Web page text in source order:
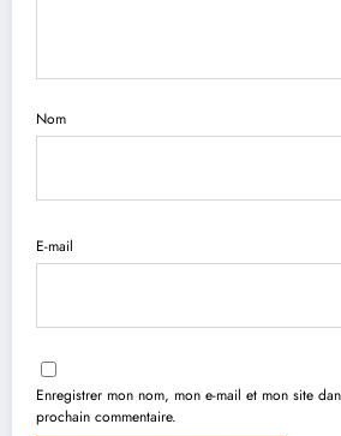
Nom
E-mail
Enregistrer mon nom, mon e-mail et mon site
prochain commentaire.